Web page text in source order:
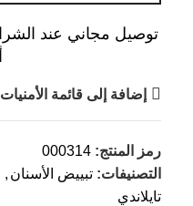
إضافة إلى قائمة الأمنيات
رمز المنتج: 000314
التصنيفات: تبييض الأسنان ,
تايلاندي